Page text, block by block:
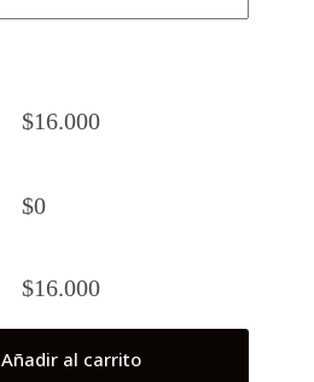
$16.000
$0
$16.000
Añadir al carrito